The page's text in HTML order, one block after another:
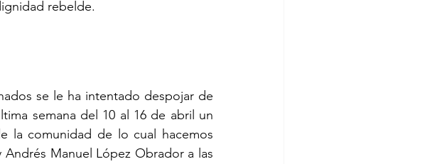
rebelde.
se le ha intentado despojar de
semana del 10 al 16 de abril un
la comunidad de lo cual hacemos
Manuel López Obrador a las